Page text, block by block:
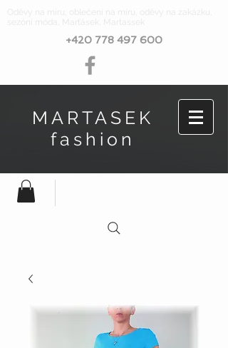
Oděvy na míru, oblečení na míru, oděvy na zakázku,
sezóní móda, Marťásek, Martassek
+420 778 497 600
MARTASEK
fashion